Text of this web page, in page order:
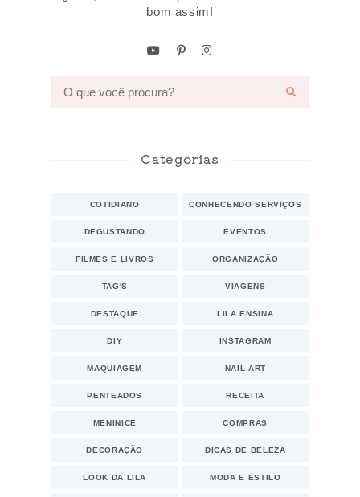
bom assim!
Categorias
COTIDIANO CONHECENDO SERVIÇOS
DEGUSTANDO EVENTOS
FILMES E LIVROS ORGANIZAÇÃO
TAG'S VIAGENS
DESTAQUE LILA ENSINA
DIY INSTAGRAM
MAQUIAGEM NAIL ART
PENTEADOS RECEITA
MENINICE COMPRAS
DECORAÇÃO DICAS DE BELEZA
LOOK DA LILA MODA E ESTILO